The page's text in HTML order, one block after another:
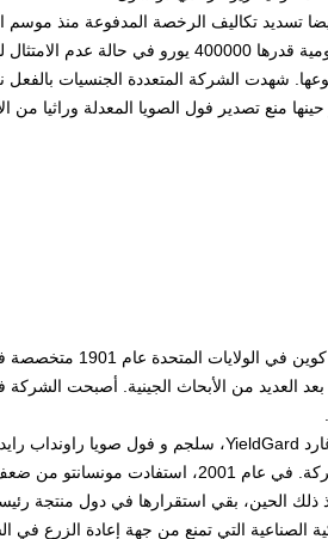
لهذا الحكم.
شهدت الشركة المتعددة الجنسيات
حينها منع تصدير فول الصويا المعدلة
كانت شركة مونسانتو التي
1996 إلى تنويع الإنتاج و توفير امكانيات جديدة
الحين، بقي استقرارها في دول منتجة
الصناعية التي تمنع من جهة إعادة الزرع في